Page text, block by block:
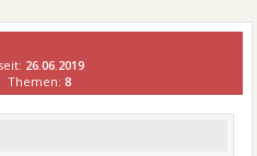
seit: 26.06.2019
Themen:8